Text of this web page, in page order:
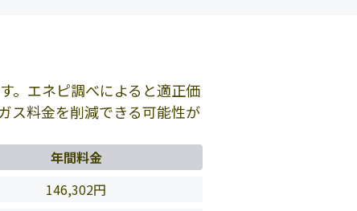
。エネピ調べによると適正価
ス料金を削減できる可能性が
年間料金
146,302円